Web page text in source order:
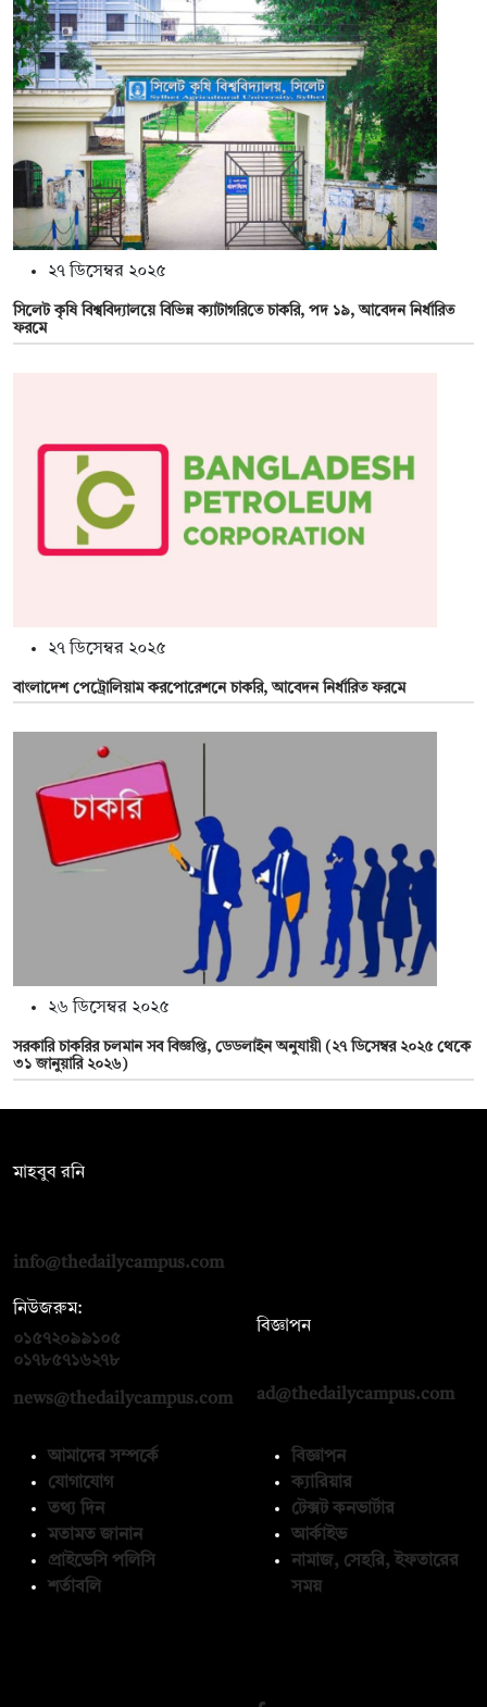
২৭ ডিসেম্বর ২০২৫
সিলেট কৃষি বিশ্ববিদ্যালয়ে বিভিন্ন ক্যাটাগরিতে চাকরি, পদ ১৯, আবেদন নির্ধারিত
ফরমে
২৭ ডিসেম্বর ২০২৫
বাংলাদেশ পেট্রোলিয়াম করপোরেশনে চাকরি, আবেদন নির্ধারিত ফরমে
২৬ ডিসেম্বর ২০২৫
সরকারি চাকরির চলমান সব বিজ্ঞপ্তি, ডেডলাইন অনুযায়ী (২৭ ডিসেম্বর ২০২৫ থেকে
৩১ জানুয়ারি ২০২৬)
মাহবুব রনি
info@thedailycampus.com
নিউজরুম:
০১৫৭২০৯৯১০৫
০১৭৮৫৭১৬২৭৮
news@thedailycampus.com
বিজ্ঞাপন
ad@thedailycampus.com
আমাদের সম্পর্কে
যোগাযোগ
তথ্য দিন
মতামত জানান
প্রাইভেসি পলিসি
শর্তাবলি
বিজ্ঞাপন
ক্যারিয়ার
টেক্সট কনভার্টার
আর্কাইভ
নামাজ, সেহরি, ইফতারের
সময়